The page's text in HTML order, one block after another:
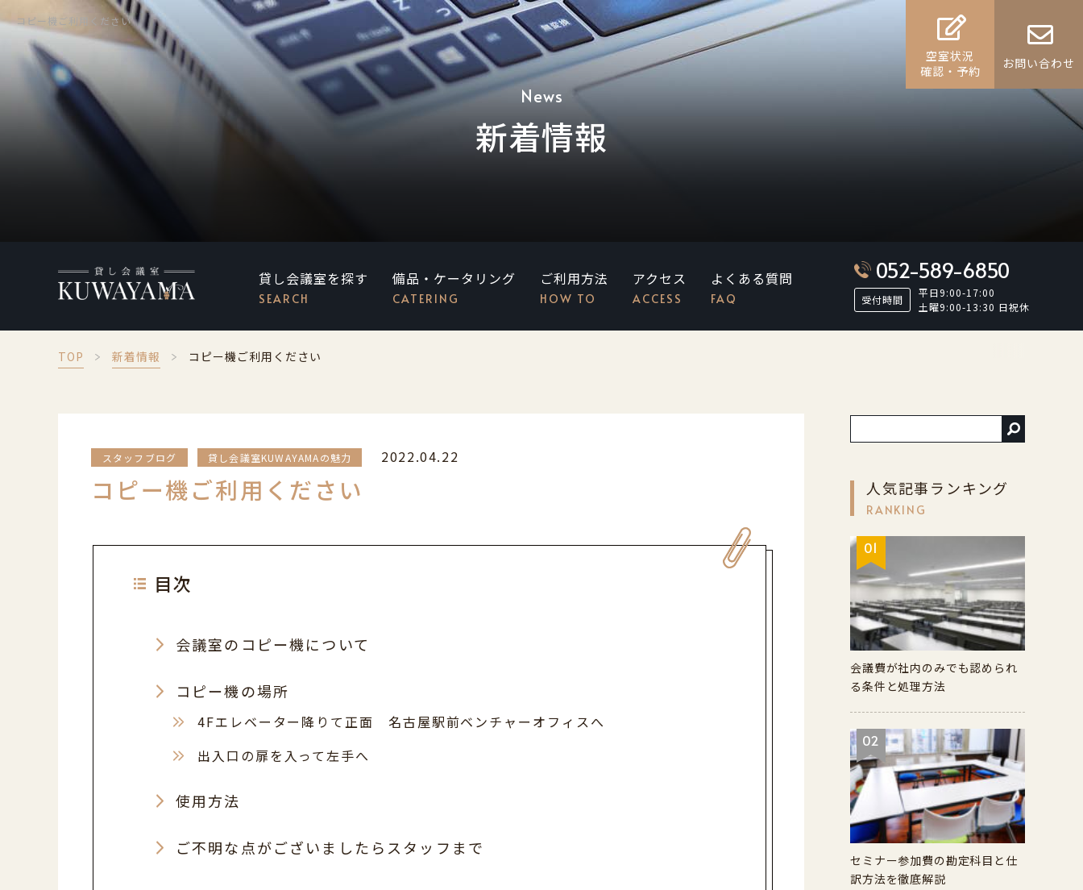
空室状況
確認・予約
お問い合わせ
コピー機ご利用ください
News
新着情報
貸し会議室を探す
SEARCH
備品・ケータリング
CATERING
ご利用方法
HOW TO
アクセス
ACCESS
よくある質問
FAQ
052-589-6850
受付時間
平日9:00-17:00
土曜9:00-13:30 日祝休
TOP 新着情報 コピー機ご利用ください
スタッフブログ 貸し会議室KUWAYAMAの魅力 2022.04.22
コピー機ご利用ください
目次
会議室のコピー機について
コピー機の場所
4Fエレベーター降りて正面 名古屋駅前ベンチャーオフィスへ
出入口の扉を入って左手へ
使用方法
ご不明な点がございましたらスタッフまで
人気記事ランキング
RANKING
01
会議費が社内のみでも認められ
る条件と処理方法
02
セミナー参加費の勘定科目と仕
訳方法を徹底解説